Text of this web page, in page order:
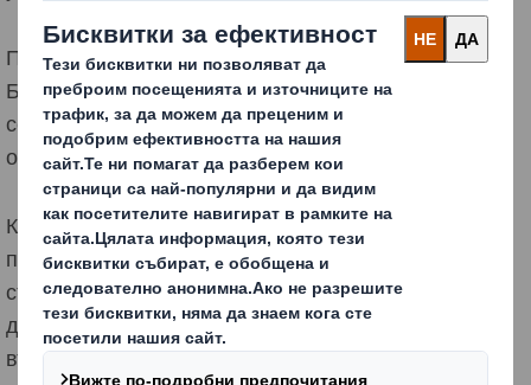
Приз Пак е единственият ежегоден конкурс в
България, който отличава иновативниопаковки
сегмента на бързооборотните стоки и се организира
от списание “Хранително-вкусова промишленост”
Критериите на конкурса бяха иновативност, висока
производителност, функционалност, безопасно
съхранение и транспортиране по цялата верига на
доставки, атрактивност, удобство за потребителя и
възможност за рециклиране сред всички местни